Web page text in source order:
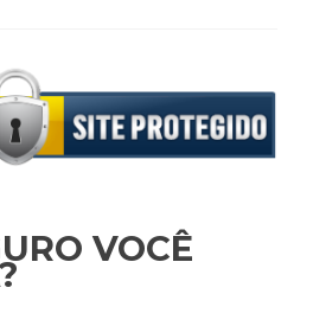
VOCÊ